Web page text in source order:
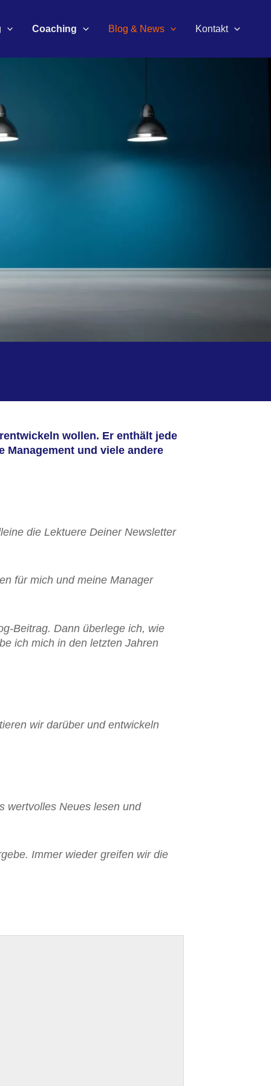
Coaching Blog & News Kontakt
wollen. Er enthält jede
Management und viele andere
die Lektuere Deiner Newsletter
für mich und meine Manager
Beitrag. Dann überlege ich, wie
ich mich in den letzten Jahren
wir darüber und entwickeln
wertvolles Neues lesen und
Immer wieder greifen wir die